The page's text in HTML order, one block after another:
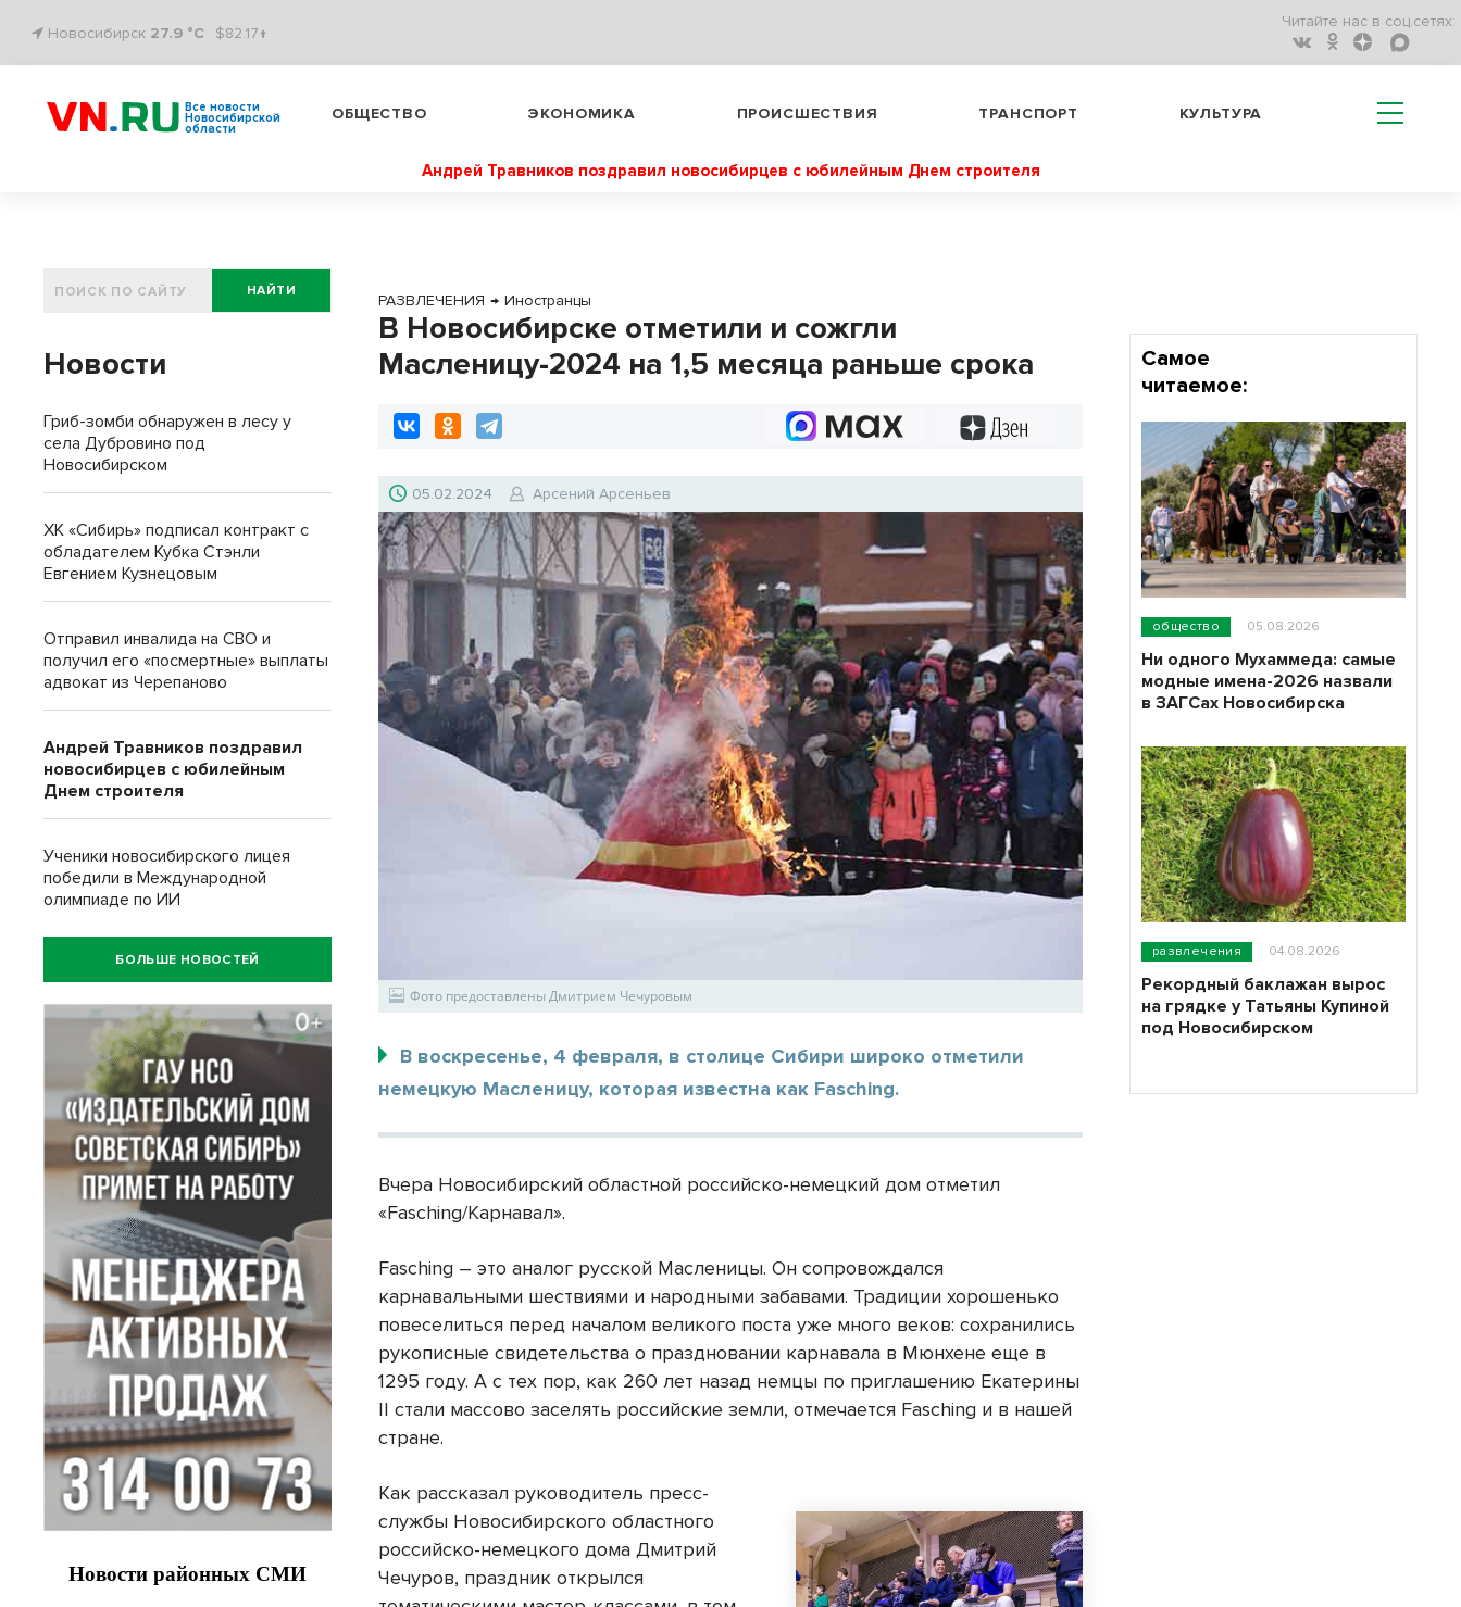
Новосибирск 27.9 °C $82.17↑
Читайте нас в соц.сетях:
Все новости
Новосибирской
области
ОБЩЕСТВО ЭКОНОМИКА ПРОИСШЕСТВИЯ ТРАНСПОРТ КУЛЬТУРА
Андрей Травников поздравил новосибирцев с юбилейным Днем строителя
РАЗВЛЕЧЕНИЯ → Иностранцы
В Новосибирске отметили и сожгли
Масленицу-2024 на 1,5 месяца раньше срока
05.02.2024 Арсений Арсеньев
Фото предоставлены Дмитрием Чечуровым
В воскресенье, 4 февраля, в столице Сибири широко отметили
немецкую Масленицу, которая известна как Fasching.
Вчера Новосибирский областной российско-немецкий дом отметил
«Fasching/Карнавал».
Fasching – это аналог русской Масленицы. Он сопровождался
карнавальными шествиями и народными забавами. Традиции хорошенько
повеселиться перед началом великого поста уже много веков: сохранились
рукописные свидетельства о праздновании карнавала в Мюнхене еще в
1295 году. А с тех пор, как 260 лет назад немцы по приглашению Екатерины
II стали массово заселять российские земли, отмечается Fasching и в нашей
стране.
Как рассказал руководитель пресс-
службы Новосибирского областного
российско-немецкого дома Дмитрий
Чечуров, праздник открылся
НАЙТИ
Новости
Гриб-зомби обнаружен в лесу у
села Дубровино под
Новосибирском
ХК «Сибирь» подписал контракт с
обладателем Кубка Стэнли
Евгением Кузнецовым
Отправил инвалида на СВО и
получил его «посмертные» выплаты
адвокат из Черепаново
Андрей Травников поздравил
новосибирцев с юбилейным
Днем строителя
Ученики новосибирского лицея
победили в Международной
олимпиаде по ИИ
БОЛЬШЕ НОВОСТЕЙ
Самое
читаемое:
общество 05.08.2026
Ни одного Мухаммеда: самые
модные имена-2026 назвали
в ЗАГСах Новосибирска
развлечения 04.08.2026
Рекордный баклажан вырос
на грядке у Татьяны Купиной
под Новосибирском